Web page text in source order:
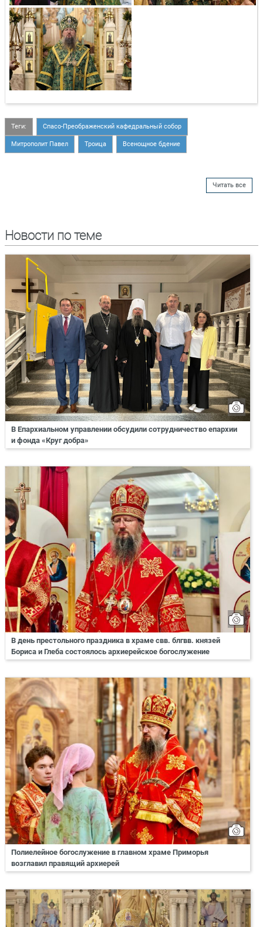
Теги: Спасо-Преображенский кафедральный собор
Митрополит Павел Троица Всенощное бдение
Читать все
Новости по теме
В Епархиальном управлении обсудили сотрудничество епархии
и фонда «Круг добра»
В день престольного праздника в храме свв. блгвв. князей
Бориса и Глеба состоялось архиерейское богослужение
Полиелейное богослужение в главном храме Приморья
возглавил правящий архиерей